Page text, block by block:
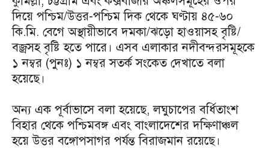
দিয়ে পশ্চিম/উত্তর-পশ্চিম দিক থেকে ঘণ্টায় ৪৫-৬০
কি.মি. বেগে অস্থায়ীভাবে দমকা/ঝড়ো হাওয়াসহ বৃষ্টি/
বজ্রসহ বৃষ্টি হতে পারে। এসব এলাকার নদীবন্দরসমূহকে
১ নম্বর (পুনঃ) ১ নম্বর সতর্ক সংকেত দেখাতে বলা
হয়েছে।
অন্য এক পূর্বাভাসে বলা হয়েছে, লঘুচাপের বর্ধিতাংশ
বিহার থেকে পশ্চিমবঙ্গ এবং বাংলাদেশের দক্ষিণাঞ্চল
হয়ে উত্তর বঙ্গোপসাগর পর্যন্ত বিরাজমান রয়েছে।